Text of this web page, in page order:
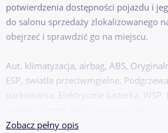
potwierdzenia dostępności pojazdu i
do salonu sprzedaży zlokalizowanego
obejrzeć i sprawdzić go na miejscu.
Aut. klimatyzacja, airbag, ABS,
ESP, światła przeciwmgielne,
parkowania, Elektryczne lusterka,
DZWOŃ CODZIENNIE OD 8:00 DO
Zobacz pełny opis